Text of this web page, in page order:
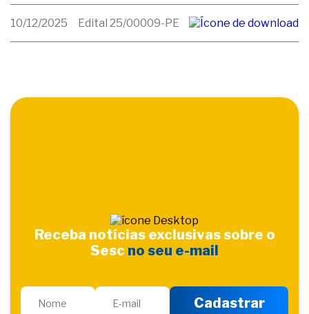
10/12/2025 Edital 25/00009-PE
Receba notícias exclusivas sobre o
Sesc no seu e-mail